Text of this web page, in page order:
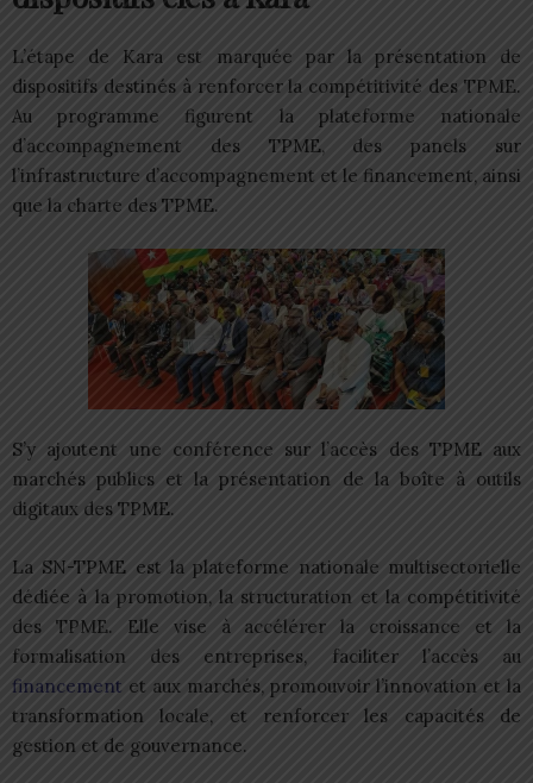
L’étape de Kara est marquée par la présentation de
dispositifs destinés à renforcer la compétitivité des TPME.
Au programme figurent la plateforme nationale
d’accompagnement des TPME, des panels sur
l’infrastructure d’accompagnement et le financement, ainsi
que la charte des TPME.
S’y ajoutent une conférence sur l’accès des TPME aux
marchés publics et la présentation de la boîte à outils
digitaux des TPME.
La SN-TPME est la plateforme nationale multisectorielle
dédiée à la promotion, la structuration et la compétitivité
des TPME. Elle vise à accélérer la croissance et la
formalisation des entreprises, faciliter l’accès au
financement et aux marchés, promouvoir l’innovation et la
transformation locale, et renforcer les capacités de
gestion et de gouvernance.